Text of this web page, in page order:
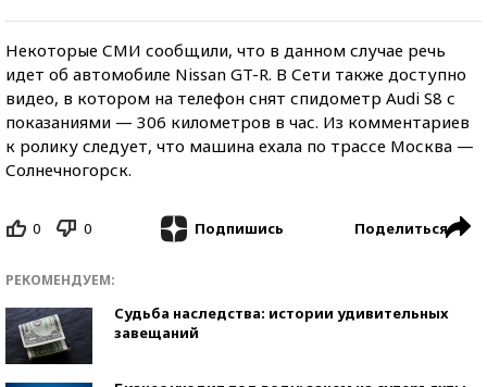
Некоторые СМИ сообщили, что в данном случае речь
идет об автомобиле Nissan GT-R. В Сети также доступно
видео, в котором на телефон снят спидометр Audi S8 с
показаниями — 306 километров в час. Из комментариев
к ролику следует, что машина ехала по трассе Москва —
Солнечногорск.
0 0 Подпишись Поделиться
РЕКОМЕНДУЕМ:
Судьба наследства: истории удивительных
завещаний